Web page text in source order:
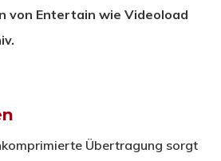
von Entertain wie Videoload
Übertragung sorgt